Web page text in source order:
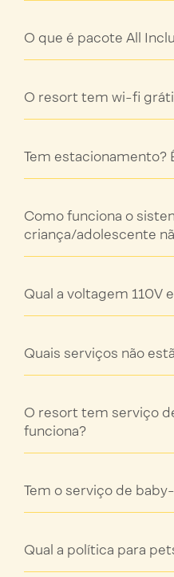
O que é pacote All
O resort tem wi-fi
Tem estacionamento?
Como funciona o
criança/adolescente
Qual a voltagem 110V
Quais serviços não
O resort tem serviço
funciona?
Tem o serviço de
Qual a política para